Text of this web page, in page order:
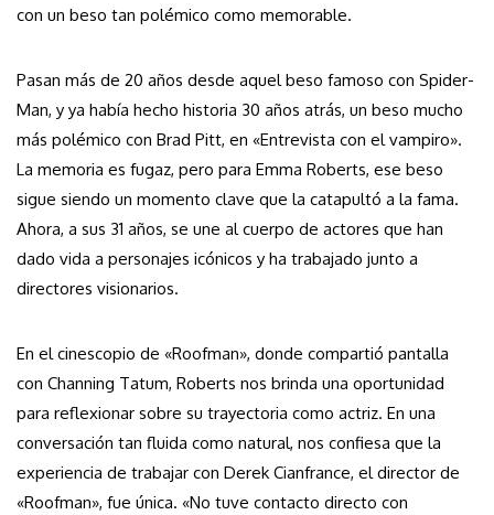
con un beso tan polémico como memorable.
Pasan más de 20 años desde aquel beso famoso con Spider-
Man, y ya había hecho historia 30 años atrás, un beso mucho
más polémico con Brad Pitt, en «Entrevista con el vampiro».
La memoria es fugaz, pero para Emma Roberts, ese beso
sigue siendo un momento clave que la catapultó a la fama.
Ahora, a sus 31 años, se une al cuerpo de actores que han
dado vida a personajes icónicos y ha trabajado junto a
directores visionarios.
En el cinescopio de «Roofman», donde compartió pantalla
con Channing Tatum, Roberts nos brinda una oportunidad
para reflexionar sobre su trayectoria como actriz. En una
conversación tan fluida como natural, nos confiesa que la
experiencia de trabajar con Derek Cianfrance, el director de
«Roofman», fue única. «No tuve contacto directo con